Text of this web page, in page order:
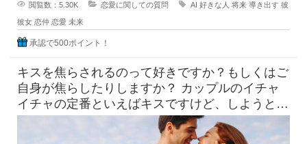
閲覧数：5.30K 恋愛に関しての質問 AI 好きな人 将来 導き出す 彼
彼女 恋仲 恋愛 未来
承認で500ポイント！
キスを焦らされるのって好きですか？もしくはご
自身が焦らしたりしますか？ カップルのイチャ
イチャの定番といえばキスですけど、しようとし
てるのにだめって言われ